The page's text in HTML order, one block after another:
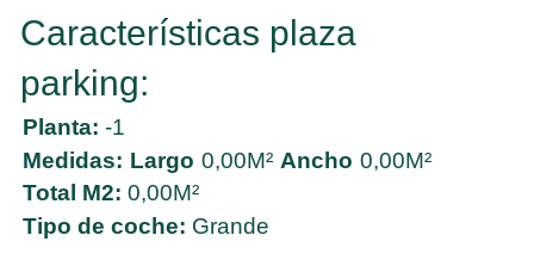
Características plaza
parking:
Planta: -1
Medidas: Largo 0,00M² Ancho 0,00M²
Total M2: 0,00M²
Tipo de coche: Grande